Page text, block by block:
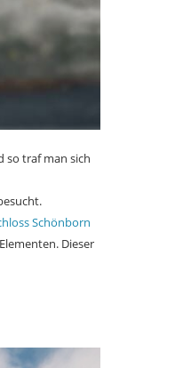
so traf man sich
Schönborn
Dieser